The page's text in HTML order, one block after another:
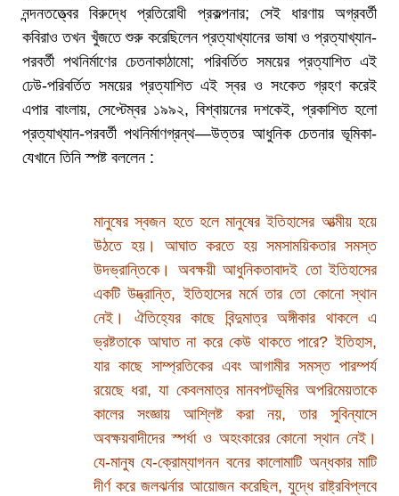
নন্দনতত্ত্বের বিরুদ্ধে প্রতিরোধী প্রকল্পনার; সেই ধারণায় অগ্রবর্তী
কবিরাও তখন খুঁজতে শুরু করেছিলেন প্রত্যাখ্যানের ভাষা ও প্রত্যাখ্যান-
পরবর্তী পথনির্মাণের চেতনাকাঠামো; পরিবর্তিত সময়ের প্রত্যাশিত এই
ঢেউ-পরিবর্তিত সময়ের প্রত্যাশিত এই স্বর ও সংকেত গ্রহণ করেই
এপার বাংলায়, সেপ্টেম্বর ১৯৯২, বিশ্বায়নের দশকেই, প্রকাশিত হলো
প্রত্যাখ্যান-পরবর্তী পথনির্মাণগ্রন্থ—উত্তর আধুনিক চেতনার ভূমিকা-
যেখানে তিনি স্পষ্ট বললেন :
মানুষের স্বজন হতে হলে মানুষের ইতিহাসের আত্মীয় হয়ে
উঠতে হয়। আঘাত করতে হয় সমসাময়িকতার সমস্ত
উদভ্রান্তিকে। অবক্ষয়ী আধুনিকতাবাদই তো ইতিহাসের
একটি উদ্ভ্রান্তি, ইতিহাসের মর্মে তার তো কোনো স্থান
নেই। ঐতিহ্যের কাছে বিন্দুমাত্র অঙ্গীকার থাকলে এ
ভ্রষ্টতাকে আঘাত না করে কেউ থাকতে পারে? ইতিহাস,
যার কাছে সাম্প্রতিকের এবং আগামীর সমস্ত পারম্পর্য
রয়েছে ধরা, যা কেবলমাত্র মানবপটভূমির অপরিমেয়তাকে
কালের সংজ্ঞায় আশ্লিষ্ট করা নয়, তার সুবিন্যাসে
অবক্ষয়বাদীদের স্পর্ধা ও অহংকারের কোনো স্থান নেই।
যে-মানুষ যে-ক্রোম্যাগনন বনের কালোমাটি অন্ধকার মাটি
দীর্ণ করে জলঝর্নার আয়োজন করেছিল, যুদ্ধে রাষ্ট্রবিপ্লবে